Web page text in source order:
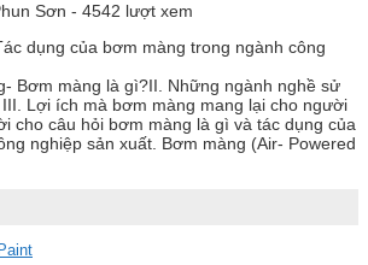
Sơn - 4542 lượt xem
Bơm màng là gì?II. Những ngành nghề sử
Lợi ích mà bơm màng mang lại cho người
cho câu hỏi bơm màng là gì và tác dụng của
nghiệp sản xuất. Bơm màng (Air- Powered